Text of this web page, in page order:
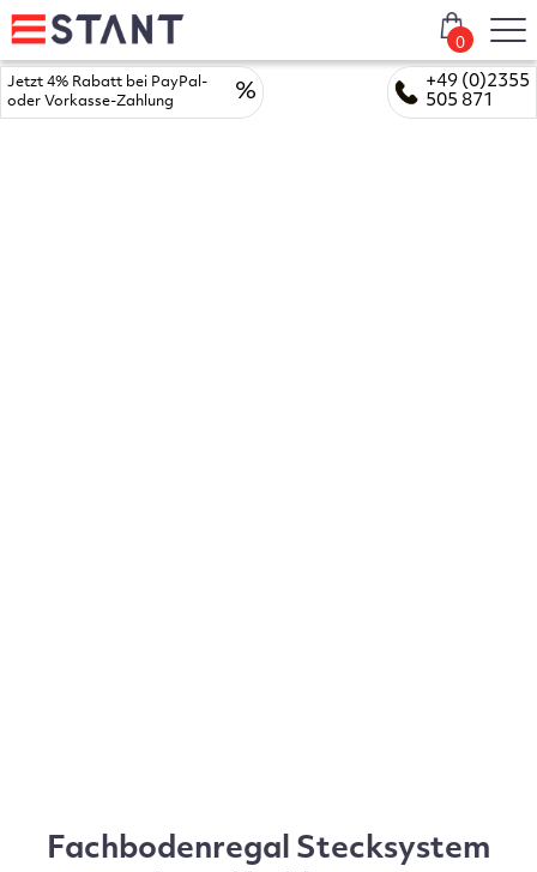
+49 (0)2355
505 871
Jetzt 4% Rabatt bei PayPal-
oder Vorkasse-Zahlung
%
0
Fachbodenregal Stecksystem